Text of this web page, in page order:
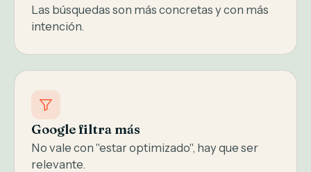
Las búsquedas son más concretas y con más
intención.
Google filtra más
No vale con "estar optimizado", hay que ser
relevante.